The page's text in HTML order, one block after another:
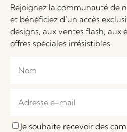
Rejoignez la communauté de
et bénéficiez d’un accès
designs, aux ventes flash, aux
offres spéciales irrésistibles.
Je souhaite recevoir des